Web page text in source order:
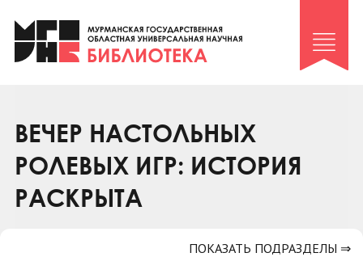
Клуб «Гиря и сельдерей»
Клуб «Семейный архив»
Коллегам
Контакты
ВЕЧЕР НАСТОЛЬНЫХ
РОЛЕВЫХ ИГР: ИСТОРИЯ
РАСКРЫТА
ПОКАЗАТЬ ПОДРАЗДЕЛЫ ⇒